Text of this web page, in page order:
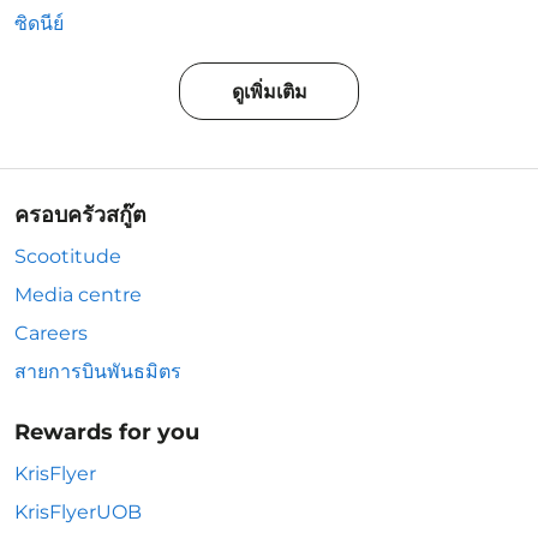
ซิดนีย์
ดูเพิ่มเติม
ครอบครัวสกู๊ต
Scootitude
Media centre
Careers
สายการบินพันธมิตร
Rewards for you
KrisFlyer
KrisFlyerUOB